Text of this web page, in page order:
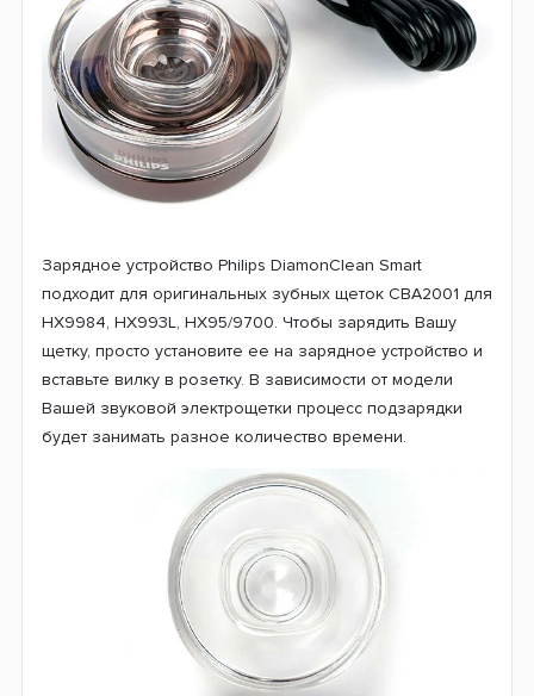
Зарядное устройство Philips DiamonClean Smart
подходит для оригинальных зубных щеток CBA2001 для
HX9984, HX993L, HX95/9700. Чтобы зарядить Вашу
щетку, просто установите ее на зарядное устройство и
вставьте вилку в розетку. В зависимости от модели
Вашей звуковой электрощетки процесс подзарядки
будет занимать разное количество времени.